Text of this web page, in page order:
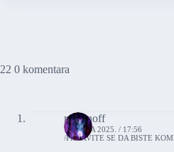
22 0 komentara
romanoff
17. JULA 2025. / 17:56
PRIJAVITE SE DA BISTE